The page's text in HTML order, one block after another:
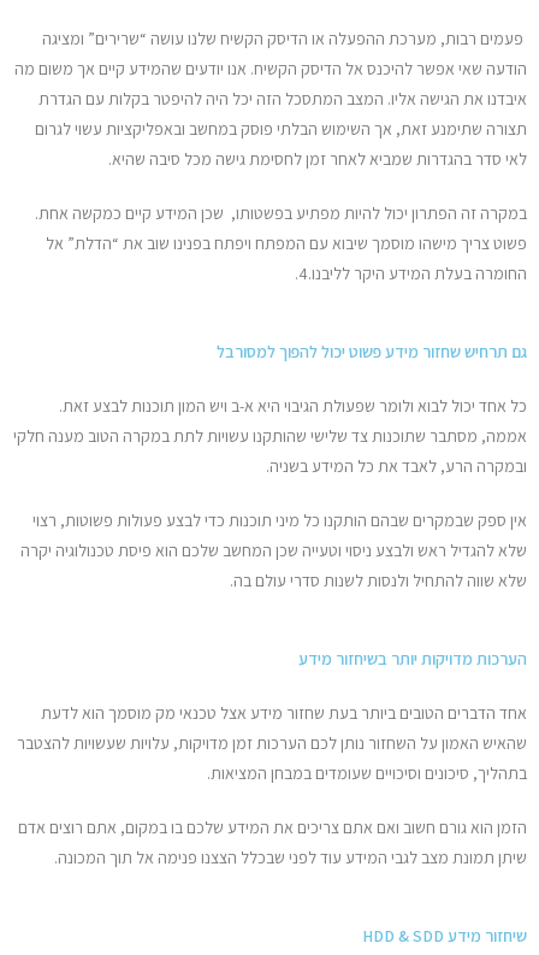
פעמים רבות, מערכת ההפעלה או הדיסק הקשיח שלנו עושה “שרירים” ומציגה
הודעה שאי אפשר להיכנס אל הדיסק הקשיח. אנו יודעים שהמידע קיים אך משום מה
איבדנו את הגישה אליו. המצב המתסכל הזה יכל היה להיפטר בקלות עם הגדרת
תצורה שתימנע זאת, אך השימוש הבלתי פוסק במחשב ובאפליקציות עשוי לגרום
לאי סדר בהגדרות שמביא לאחר זמן לחסימת גישה מכל סיבה שהיא.
במקרה זה הפתרון יכול להיות מפתיע בפשטותו, שכן המידע קיים כמקשה אחת.
פשוט צריך מישהו מוסמך שיבוא עם המפתח ויפתח בפנינו שוב את “הדלת” אל
החומרה בעלת המידע היקר לליבנו.4.
גם תרחיש שחזור מידע פשוט יכול להפוך למסורבל
כל אחד יכול לבוא ולומר שפעולת הגיבוי היא א-ב ויש המון תוכנות לבצע זאת.
אממה, מסתבר שתוכנות צד שלישי שהותקנו עשויות לתת במקרה הטוב מענה חלקי
ובמקרה הרע, לאבד את כל המידע בשניה.
אין ספק שבמקרים שבהם הותקנו כל מיני תוכנות כדי לבצע פעולות פשוטות, רצוי
שלא להגדיל ראש ולבצע ניסוי וטעייה שכן המחשב שלכם הוא פיסת טכנולוגיה יקרה
שלא שווה להתחיל ולנסות לשנות סדרי עולם בה.
הערכות מדויקות יותר בשיחזור מידע
אחד הדברים הטובים ביותר בעת שחזור מידע אצל טכנאי מק מוסמך הוא לדעת
שהאיש האמון על השחזור נותן לכם הערכות זמן מדויקות, עלויות שעשויות להצטבר
בתהליך, סיכונים וסיכויים שעומדים במבחן המציאות.
הזמן הוא גורם חשוב ואם אתם צריכים את המידע שלכם בו במקום, אתם רוצים אדם
שיתן תמונת מצב לגבי המידע עוד לפני שבכלל הצצנו פנימה אל תוך המכונה.
שיחזור מידע HDD & SDD